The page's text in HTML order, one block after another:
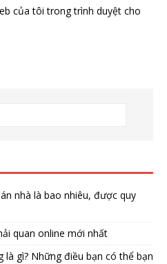
của tôi trong trình duyệt cho
nhà là bao nhiêu, được quy
quan online mới nhất
là gì? Những điều bạn có thể bạn